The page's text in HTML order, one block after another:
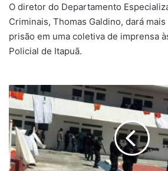
O diretor do Departamento
Criminais, Thomas Galdino, dará
prisão em uma coletiva de imprensa
Policial de Itapuã.
Concurso
para
agente
penitenciário
do
Estado
divulga